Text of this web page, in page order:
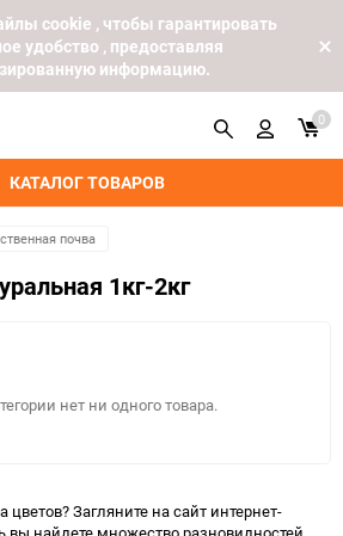
cookie , чтобы гарантировать
удобство , предоставляя
информацию.
КАТАЛОГ ТОВАРОВ
0
почва
1кг-2кг
нет ни одного товара.
Загляните на сайт интернет-